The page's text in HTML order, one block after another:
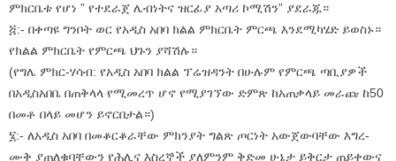
ምክርቤቱ የሆነ ” የተደራጀ ሌብነትና ዝርፊያ አጣሪ ኮሚሽን” ያደራጁ።
፭:- በቀጣዩ ግንቦት ወር የአዲስ አበባ ክልል ምክርቤት ምርጫ እንደሚካሄድ ይወስኑ።
የክልል ምክርቤት የምርጫ ህጉን ያሻሽሉ።
(የግሌ ምክር-ሃሳብ: የአዲስ አበባ ክልል ፕሬዝዳንት በሁሉም የምርጫ ጣቢያዎች
በአዲስአበቤ በጠቅላላ የሚመረጥ ሆኖ የሚያገኘው ድምጽ ከአጠቃላይ መራጩ ከ50
በመቶ በላይ መሆን ይኖርበታል።)
፮:- ለአዲስ አበባ በመቆርቆራቸው ምክንያት ግልጽ ጦርነት አውጀውባቸው እግረ-
ሙቅ ያጠለቁባቸውን የሕሊና እስረኞች ያለምንም ቅድመ ሁኔታ ይቅርታ ጠይቀውና